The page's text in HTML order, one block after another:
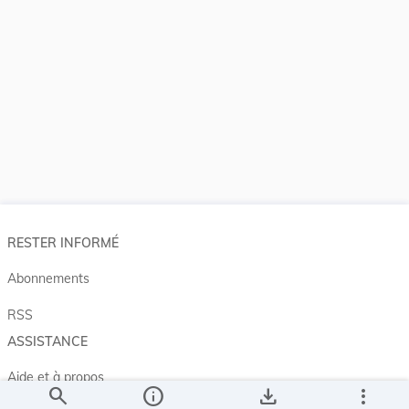
search info save_alt more_vert
RESTER INFORMÉ
Abonnements
RSS
ASSISTANCE
Aide et à propos